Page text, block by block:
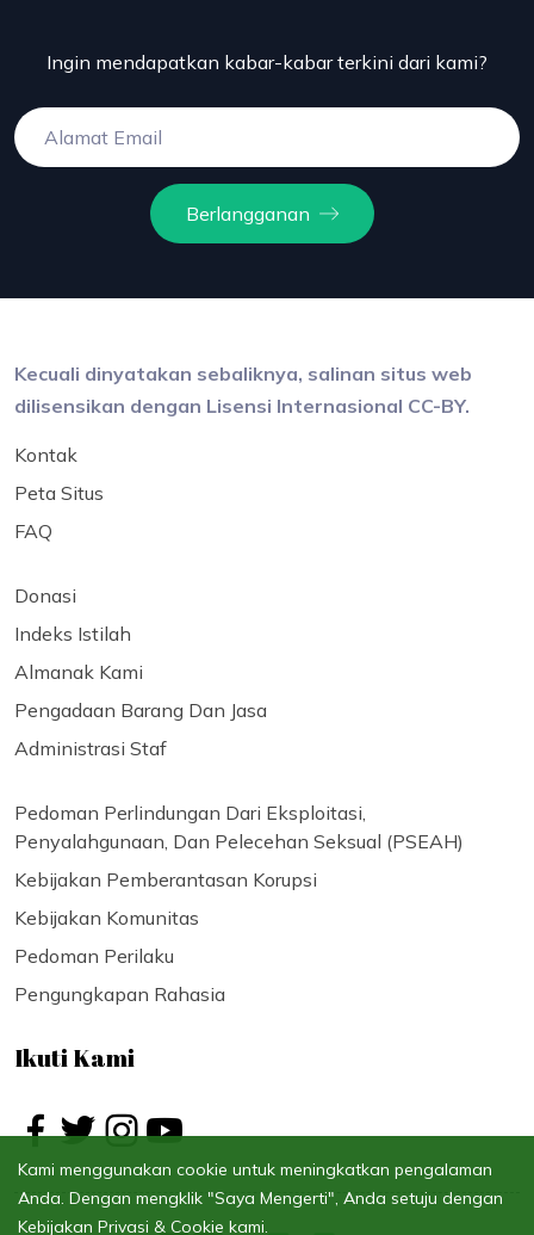
Ingin mendapatkan kabar-kabar terkini dari kami?
Berlangganan
Kecuali dinyatakan sebaliknya, salinan situs web
dilisensikan dengan Lisensi Internasional CC-BY.
Kontak
Peta Situs
FAQ
Donasi
Indeks Istilah
Almanak Kami
Pengadaan Barang Dan Jasa
Administrasi Staf
Pedoman Perlindungan Dari Eksploitasi,
Penyalahgunaan, Dan Pelecehan Seksual (PSEAH)
Kebijakan Pemberantasan Korupsi
Kebijakan Komunitas
Pedoman Perilaku
Pengungkapan Rahasia
Ikuti Kami
Kami menggunakan cookie untuk meningkatkan pengalaman
Anda. Dengan mengklik "Saya Mengerti", Anda setuju dengan
Kebijakan Privasi & Cookie kami.